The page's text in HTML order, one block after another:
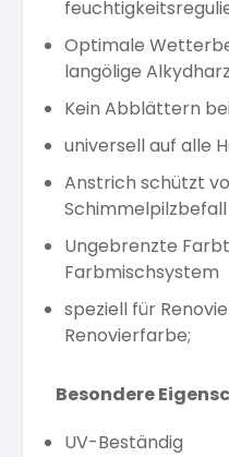
Optimale
langölige
Kein Abblättern
universell auf alle
Anstrich schützt
Schimmelpilzbefall
Ungebrenzte
Farbmischsystem
speziell für
Renovierfarbe;
Besondere
UV-Beständig